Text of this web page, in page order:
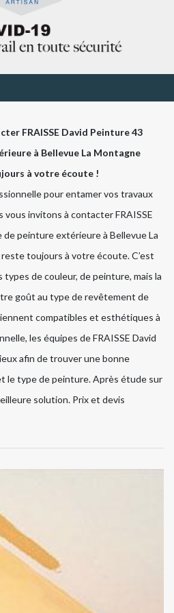
FRAISSE David Peinture 43
à Bellevue La Montagne
à votre écoute !
pour entamer vos travaux
invitons à contacter FRAISSE
peinture extérieure à Bellevue La
toujours à votre écoute. C’est
types de couleur, de peinture, mais la
goût au type de revêtement de
compatibles et esthétiques à
les équipes de FRAISSE David
afin de trouver une bonne
le type de peinture. Après étude sur
solution. Prix et devis